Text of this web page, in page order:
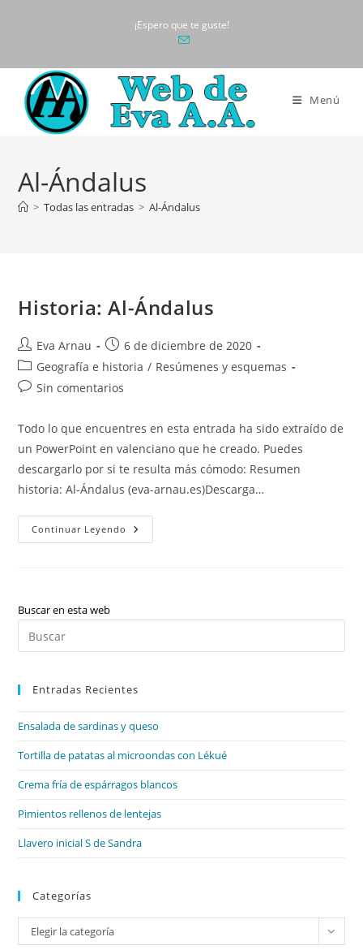
¡Espero que te guste!
Menú
Al-Ándalus
> Todas las entradas > Al-Ándalus
Historia: Al-Ándalus
Autor
de
la
entrada:
Eva Arnau
Publicación
de
entrada:
6 de diciembre de 2020
Categoría
de
Geografía e historia / Resúmenes y esquemas
Comentarios
la
entrada:
Sin comentarios
Todo lo que encuentres en esta entrada ha sido extraído de
un PowerPoint en valenciano que he creado. Puedes
descargarlo por si te resulta más cómodo: Resumen
historia: Al-Ándalus (eva-arnau.es)Descarga…
Continuar Leyendo Historia:
Al-
Buscar en esta web
Entradas Recientes
Ensalada de sardinas y queso
Tortilla de patatas al microondas con Lékué
Crema fría de espárragos blancos
Pimientos rellenos de lentejas
Llavero inicial S de Sandra
Categorías
Categorías
Elegir la categoría